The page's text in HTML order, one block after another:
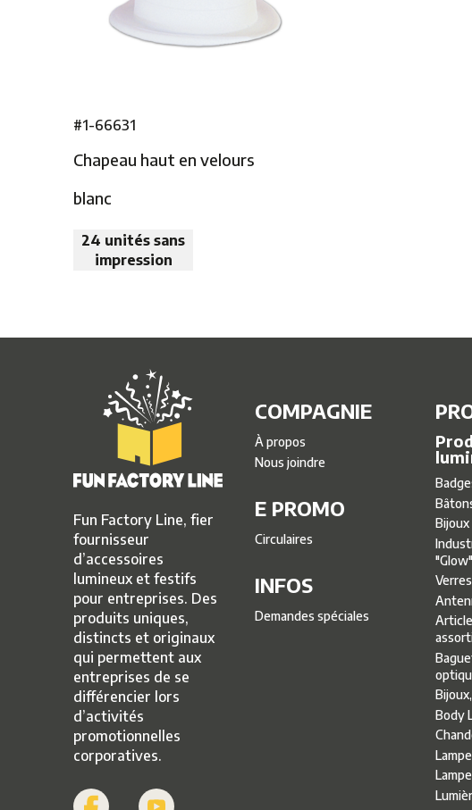
#1-66631
Chapeau haut en velours
blanc
24 unités sans
impression
Fun Factory Line, fier
fournisseur
d’accessoires
lumineux et festifs
pour entreprises. Des
produits uniques,
distincts et originaux
qui permettent aux
entreprises de se
différencier lors
d’activités
promotionnelles
corporatives.
COMPAGNIE
À propos
Nous joindre
E PROMO
Circulaires
INFOS
Demandes spéciales
Bijoux
″Glow″
Body